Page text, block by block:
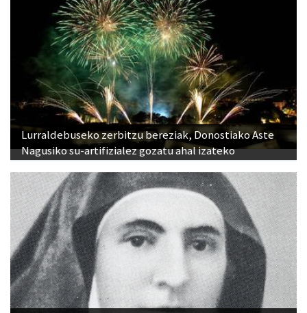
Lurraldebuseko zerbitzu bereziak, Donostiako Aste
Nagusiko su-artifizialez gozatu ahal izateko
Otoitzaldia, larunbat honetan, Ama Kandidaren
omenez